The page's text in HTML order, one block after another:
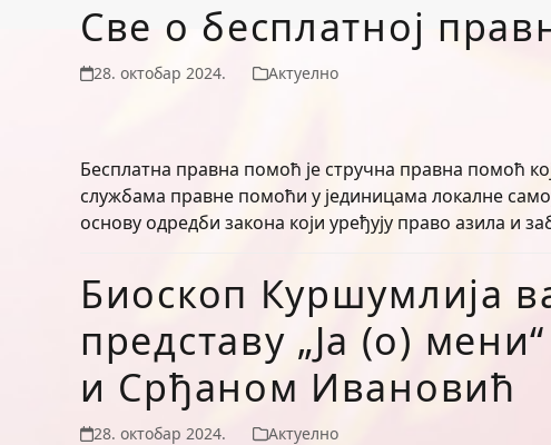
Све о бесплатној
28. октобар 2024. Актуелно
Бесплатна правна помоћ је стручна правна помоћ
службама правне помоћи у јединицама локалне
основу одредби закона који уређују право азила и
Биоскоп Куршумлија
представу „Ја (о)
и Срђаном Ивановић
28. октобар 2024. Актуелно